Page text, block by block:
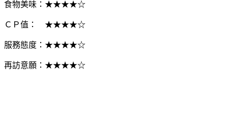
食物美味：★★★★☆
ＣＰ值： ★★★★☆
服務態度：★★★★☆
再訪意願：★★★★☆